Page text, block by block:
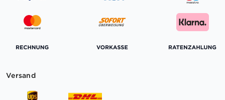
Versand